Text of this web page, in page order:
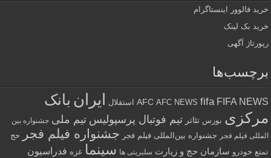
خرید فالوور اینستاگرام
خرید بک لینک
رپورتاژ آگهی
برچسب‌ها
AFC AFC NEWS fifa FIFA NEWS استقلال ایران بانک
مرکزی بورس تئاتر تیم فوتبال پرسپولیس تیم ملی جشنواره بین
المللی فیلم فجر جشنواره بین‌المللی فیلم فجر جشنواره فیلم فجر
حج
تمتع خودرو سازمان حج و زیارت سلبریتی ها سینما غزه فدراسیون